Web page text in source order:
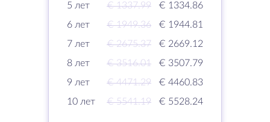
5 лет
€ 1337.99
€ 1334.86
6 лет
€ 1949.36
€ 1944.81
7 лет
€ 2675.37
€ 2669.12
8 лет
€ 3516.01
€ 3507.79
9 лет
€ 4471.29
€ 4460.83
10 лет
€ 5541.19 € 5528.24